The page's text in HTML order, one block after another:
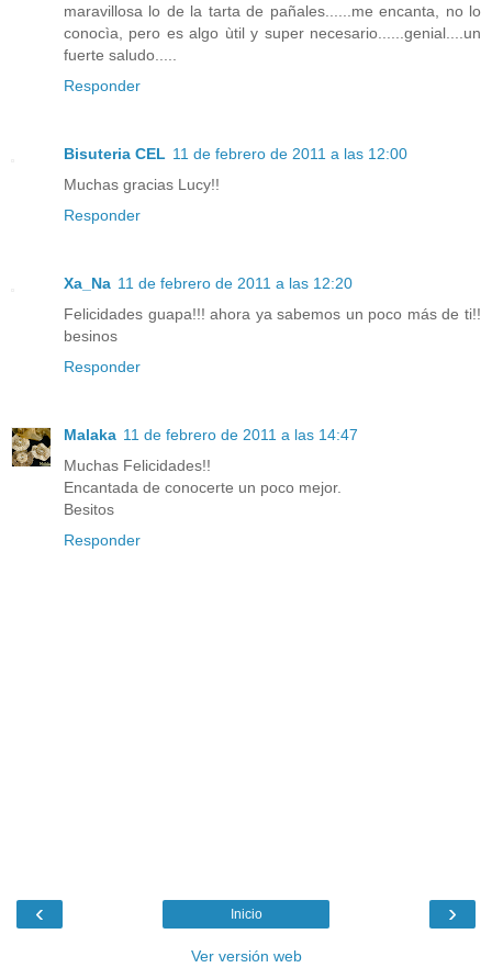
maravillosa lo de la tarta de pañales......me encanta, no lo
conocìa, pero es algo ùtil y super necesario......genial....un
fuerte saludo.....
Responder
Bisuteria CEL 11 de febrero de 2011 a las 12:00
Muchas gracias Lucy!!
Responder
Xa_Na 11 de febrero de 2011 a las 12:20
Felicidades guapa!!! ahora ya sabemos un poco más de ti!!
besinos
Responder
Malaka 11 de febrero de 2011 a las 14:47
Muchas Felicidades!!
Encantada de conocerte un poco mejor.
Besitos
Responder
‹ ›
Inicio
Ver versión web